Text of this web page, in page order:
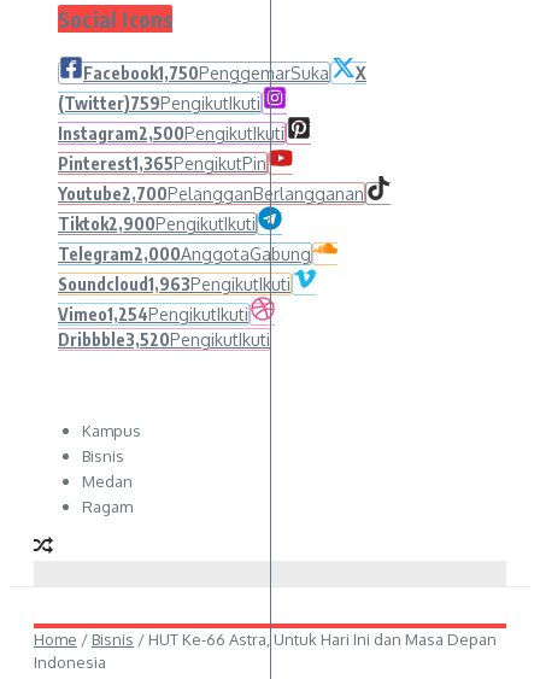
Social Icons
Facebook1,750PenggemarSuka
X
(Twitter)759PengikutIkuti
Instagram2,500PengikutIkuti
Pinterest1,365PengikutPin
Youtube2,700PelangganBerlangganan
Tiktok2,900PengikutIkuti
Telegram2,000AnggotaGabung
Soundcloud1,963PengikutIkuti
Vimeo1,254PengikutIkuti
Dribbble3,520PengikutIkuti
Kampus
Bisnis
Medan
Ragam
Home / Bisnis / HUT Ke-66 Astra, Untuk Hari Ini dan Masa Depan
Indonesia